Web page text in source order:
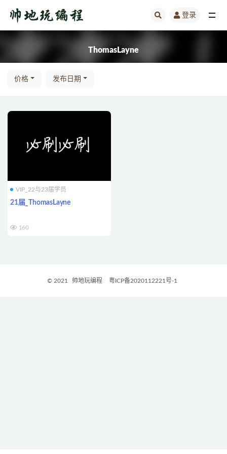
登录
ThomasLayne
价格 发布日期
VIP_22与23届学员
21届_ThomasLayne
160
© 2021 帅地玩编程 粤ICP备2020112221号-1